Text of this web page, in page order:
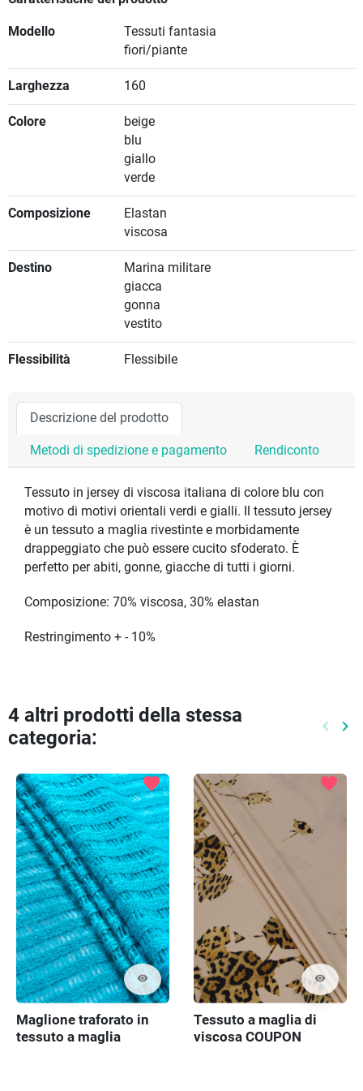
Modello
Tessuti fantasia
fiori/piante
Larghezza 160
Colore
beige
blu
giallo
verde
Composizione
Elastan
viscosa
Destino
Marina militare
giacca
gonna
vestito
Flessibilità Flessibile
Descrizione del prodotto
Metodi di spedizione e pagamento Rendiconto
Tessuto in jersey di viscosa italiana di colore blu con
motivo di motivi orientali verdi e gialli. Il tessuto jersey
è un tessuto a maglia rivestinte e morbidamente
drappeggiato che può essere cucito sfoderato. È
perfetto per abiti, gonne, giacche di tutti i giorni.
Composizione: 70% viscosa, 30% elastan
Restringimento + - 10%
4 altri prodotti della stessa
categoria:
keyboard_arrow_left keyboard_arrow_right
visibility
favorite
Maglione traforato in
tessuto a maglia
visibility
favorite
Tessuto a maglia di
viscosa COUPON